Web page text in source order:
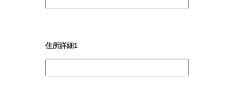
住所詳細1